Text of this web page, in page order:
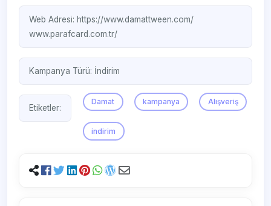
Web Adresi: https://www.damattween.com/
www.parafcard.com.tr/
Kampanya Türü: İndirim
Etiketler:
Damat kampanya Alışveriş
indirim